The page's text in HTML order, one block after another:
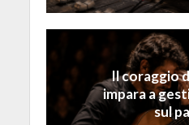
Il coraggio
impara a
sul